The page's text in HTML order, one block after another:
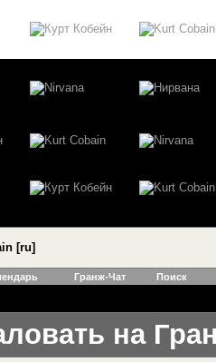
[ru]
Гранж-Чат Поиск
на